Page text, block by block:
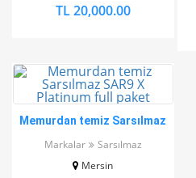
TL 20,000.00
Memurdan temiz Sarsılmaz
Markalar
Sarsılmaz
Mersin